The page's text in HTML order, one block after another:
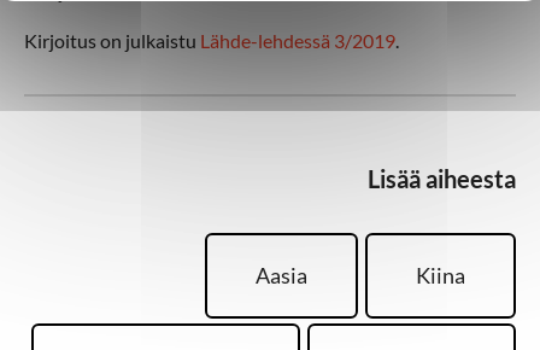
Kirjoitus on julkaistu Lähde-lehdessä 3/2019
Lisää aiheesta
Aasia Kiina